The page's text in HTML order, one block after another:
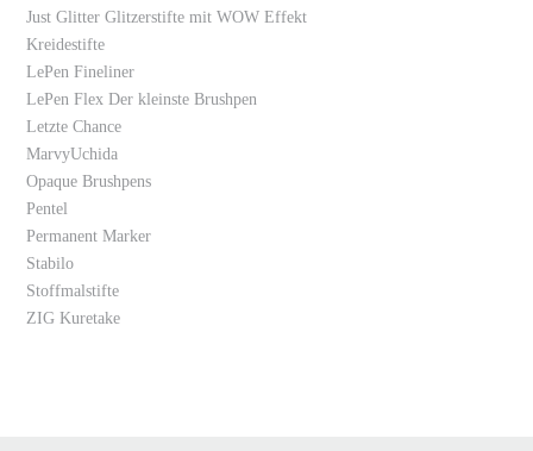
Just Glitter Glitzerstifte mit WOW Effekt
Kreidestifte
LePen Fineliner
LePen Flex Der kleinste Brushpen
Letzte Chance
MarvyUchida
Opaque Brushpens
Pentel
Permanent Marker
Stabilo
Stoffmalstifte
ZIG Kuretake